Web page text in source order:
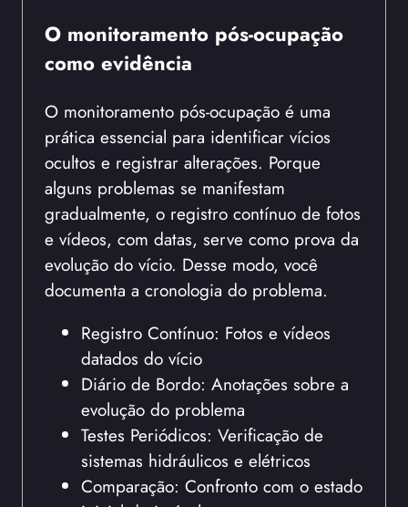
O monitoramento pós-ocupação
como evidência
O monitoramento pós-ocupação é uma
prática essencial para identificar vícios
ocultos e registrar alterações. Porque
alguns problemas se manifestam
gradualmente, o registro contínuo de fotos
e vídeos, com datas, serve como prova da
evolução do vício. Desse modo, você
documenta a cronologia do problema.
Registro Contínuo: Fotos e vídeos
datados do vício
Diário de Bordo: Anotações sobre a
evolução do problema
Testes Periódicos: Verificação de
sistemas hidráulicos e elétricos
Comparação: Confronto com o estado